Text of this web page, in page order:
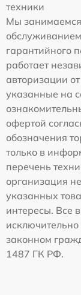
техники
Мы
гарантийного
работает
авторизации
указанные на
офертой
обозначения
только в
перечень
организация
указанных
интересы. Все
законном
1487 ГК РФ.